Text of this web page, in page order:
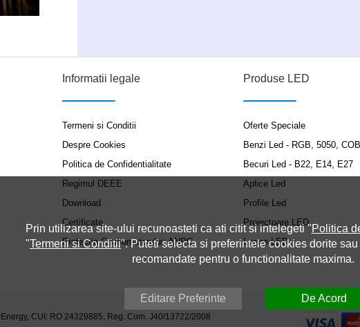
Informatii legale
Termeni si Conditii
Despre Cookies
Politica de Confidentialitate
Regimul DEEE
Download
Certificate
Protecția Consumatorului: ANPC
Produse LED
Oferte Speciale
Benzi Led - RGB, 5050,
Becuri Led - B22, E14, E27
Aplice Led
Profile Led
Proiectoare LED
Lustre LED
CUI: RO 24329885, Reg. Com. J40/13722/2008
Prin utilizarea site-ului recunoasteti ca ati citit si intelegeti "Politica
"Termeni si Conditii". Puteti selecta si preferintele cookies dorite sau
recomandate pentru o functionalitate maxima.
Editare Preferinte De Acord